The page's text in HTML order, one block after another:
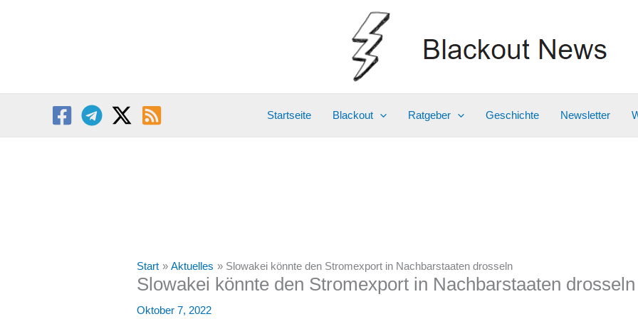
Startseite Blackout Ratgeber Geschichte Newsletter
Start Aktuelles Slowakei könnte den Stromexport in Nachbarstaaten drosseln
Slowakei könnte den Stromexport in Nachbarstaaten drosseln
Oktober 7, 2022